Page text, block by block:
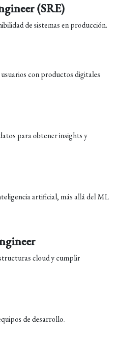
(SRE)
de sistemas en producción.
con productos digitales
para obtener insights y
artificial, más allá del ML
cloud y cumplir
de desarrollo.